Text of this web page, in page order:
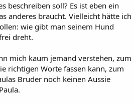
beschreiben soll? Es ist eben ein
anderes braucht. Vielleicht hätte ich
wie gibt man seinem Hund
dreht.
mich kaum jemand verstehen, zum
richtigen Worte fassen kann, zum
Bruder noch keinen Aussie